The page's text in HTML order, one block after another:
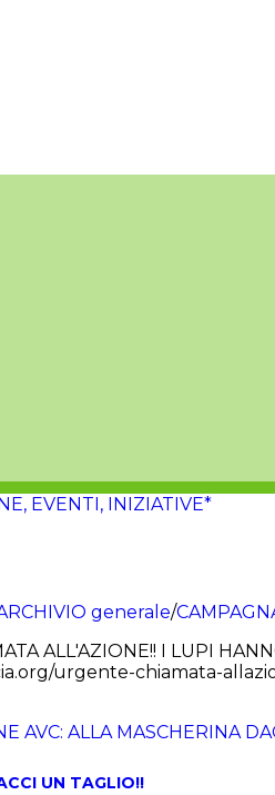
generale/
ALL'AZIONE!! I LUPI
urgente-chiamata-
UN TAGLIO!!